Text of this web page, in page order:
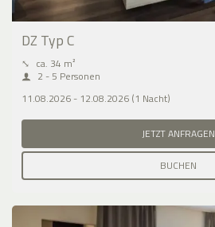
DZ Typ C
⤡ ca. 34 m²
2 - 5 Personen
11.08.2026 - 12.08.2026 (1 Nacht)
JETZT ANFRAGEN
BUCHEN